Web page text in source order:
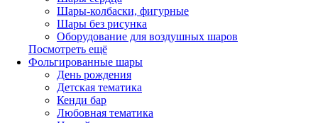
Шары-колбаски, фигурные
Шары без рисунка
Оборудование для воздушных шаров
Посмотреть ещё
Фольгированные шары
День рождения
Детская тематика
Кенди бар
Любовная тематика